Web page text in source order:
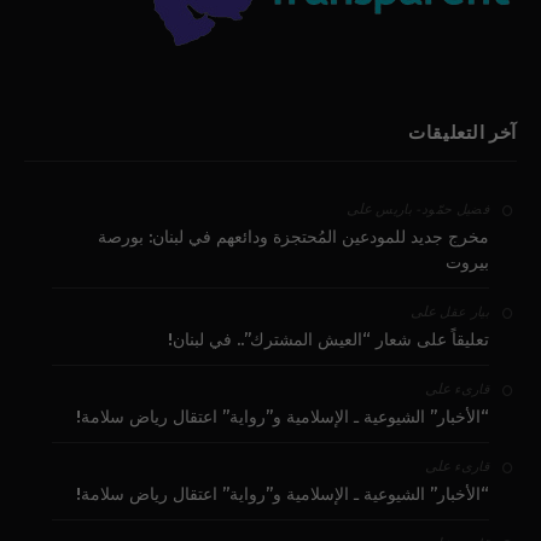
آخر التعليقات
فضيل حمّود - باريس على
مخرج جديد للمودعين المُحتجزة ودائعهم في لبنان: بورصة
بيروت
بيار عقل على
تعليقاً على شعار “العيش المشترك”.. في لبنان!
قارىء على
“الأخبار” الشيوعية ـ الإسلامية و”رواية” اعتقال رياض سلامة!
قارىء على
“الأخبار” الشيوعية ـ الإسلامية و”رواية” اعتقال رياض سلامة!